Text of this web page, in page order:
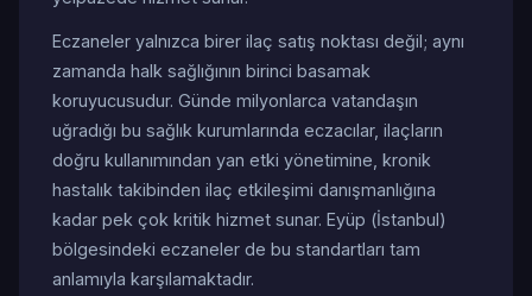
Eczaneler yalnızca birer ilaç satış noktası değil; aynı
zamanda halk sağlığının birinci basamak
koruyucusudur. Günde milyonlarca vatandaşın
uğradığı bu sağlık kurumlarında eczacılar, ilaçların
doğru kullanımından yan etki yönetimine, kronik
hastalık takibinden ilaç etkileşimi danışmanlığına
kadar pek çok kritik hizmet sunar. Eyüp (İstanbul)
bölgesindeki eczaneler de bu standartları tam
anlamıyla karşılamaktadır.